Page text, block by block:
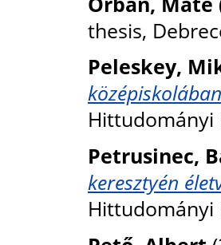
thesis,
Peleskey,
Hittudományi
Petrusinec,
keresztyén
Hittudományi